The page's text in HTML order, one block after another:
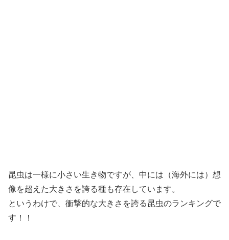
昆虫は一様に小さい生き物ですが、中には（海外には）想
像を超えた大きさを誇る種も存在しています。
というわけで、衝撃的な大きさを誇る昆虫のランキングで
す！！